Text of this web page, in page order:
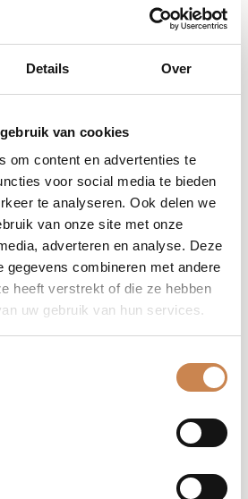
Details Over
van cookies
om content en advertenties te
voor social media te bieden
te analyseren. Ook delen we
van onze site met onze
adverteren en analyse. Deze
gegevens combineren met andere
heeft verstrekt of die ze hebben
uw gebruik van hun services.
inheemse Afrikaanse botanische
1 uur durende online
krachtige plantenextracten
Theranaka-producten, hun
in moderne, resultaatgerichte